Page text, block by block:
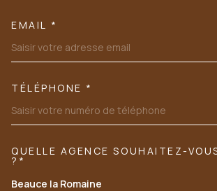
EMAIL *
TÉLÉPHONE *
QUELLE AGENCE SOUHAITEZ-
?*
Beauce la Romaine